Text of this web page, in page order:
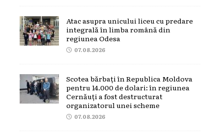
Atac asupra unicului liceu cu predare
integrală în limba română din
regiunea Odesa
07.08.2026
Scotea bărbați în Republica Moldova
pentru 14.000 de dolari: în regiunea
Cernăuți a fost destructurat
organizatorul unei scheme
07.08.2026